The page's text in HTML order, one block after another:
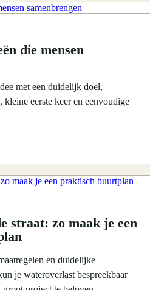
die mensen
met een duidelijk doel,
eerste keer en eenvoudige
straat: zo maak je een
en duidelijke
je wateroverlast bespreekbaar